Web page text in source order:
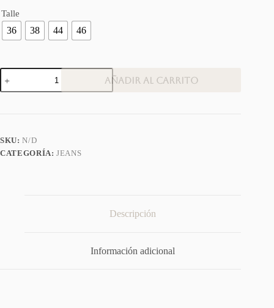
Talle
36 38 44 46
Jean
wide
leg
Añadir al carrito
SKU:N/D
CATEGORÍA:JEANS
Descripción
Información adicional